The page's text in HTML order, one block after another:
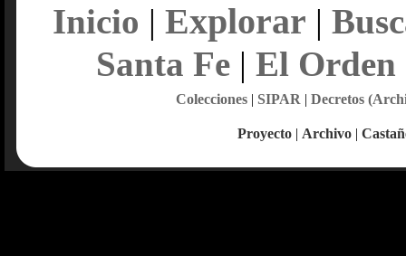
Inicio | Explorar |
Santa Fe| El Orden
Colecciones| SIPAR | Decretos
Proyecto | Archivo |